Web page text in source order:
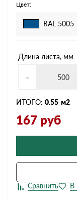
Цвет:
RAL 5005
Длина листа, мм
-
ИТОГО: 0.55 м2
167 руб